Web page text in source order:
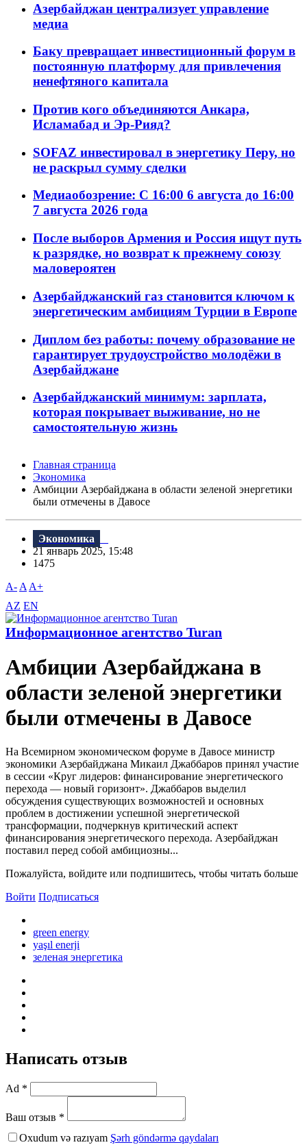
Азербайджан централизует управление
медиа
Баку превращает инвестиционный форум в
постоянную платформу для привлечения
ненефтяного капитала
Против кого объединяются Анкара,
Исламабад и Эр-Рияд?
SOFAZ инвестировал в энергетику Перу, но
не раскрыл сумму сделки
Медиаобозрение: С 16:00 6 августа до 16:00
7 августа 2026 года
После выборов Армения и Россия ищут путь
к разрядке, но возврат к прежнему союзу
маловероятен
Азербайджанский газ становится ключом к
энергетическим амбициям Турции в Европе
Диплом без работы: почему образование не
гарантирует трудоустройство молодёжи в
Азербайджане
Азербайджанский минимум: зарплата,
которая покрывает выживание, но не
самостоятельную жизнь
Главная страница
Экономика
Амбиции Азербайджана в области зеленой энергетики
были отмечены в Давосе
Экономика
21 январь 2025, 15:48
1475
A- A A+
AZ EN
Информационное агентство Turan
Амбиции Азербайджана в
области зеленой энергетики
были отмечены в Давосе
На Всемирном экономическом форуме в Давосе министр
экономики Азербайджана Микаил Джаббаров принял участие
в сессии «Круг лидеров: финансирование энергетического
перехода — новый горизонт». Джаббаров выделил
обсуждения существующих возможностей и основных
проблем в достижении успешной энергетической
трансформации, подчеркнув критический аспект
финансирования энергетического перехода. Азербайджан
поставил перед собой амбициозны...
Пожалуйста, войдите или подпишитесь, чтобы читать больше
Войти Подписаться
green energy
yaşıl enerji
зеленая энергетика
Написать отзыв
Ad *
Ваш отзыв *
Oxudum və razıyam Şərh göndərmə qaydaları